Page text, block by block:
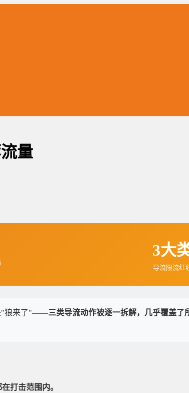
量
3大
导流限流红
"狼来了"——三类导流动作被逐一拆解，几乎覆盖了
打击范围内。